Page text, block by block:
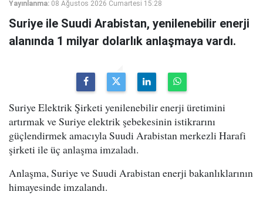
Yayınlanma: 08 Ağustos 2026 Cumartesi 15:28
Suriye ile Suudi Arabistan, yenilenebilir enerji
alanında 1 milyar dolarlık anlaşmaya vardı.
Suriye Elektrik Şirketi yenilenebilir enerji üretimini
artırmak ve Suriye elektrik şebekesinin istikrarını
güçlendirmek amacıyla Suudi Arabistan merkezli Harafi
şirketi ile üç anlaşma imzaladı.
Anlaşma, Suriye ve Suudi Arabistan enerji bakanlıklarının
himayesinde imzalandı.